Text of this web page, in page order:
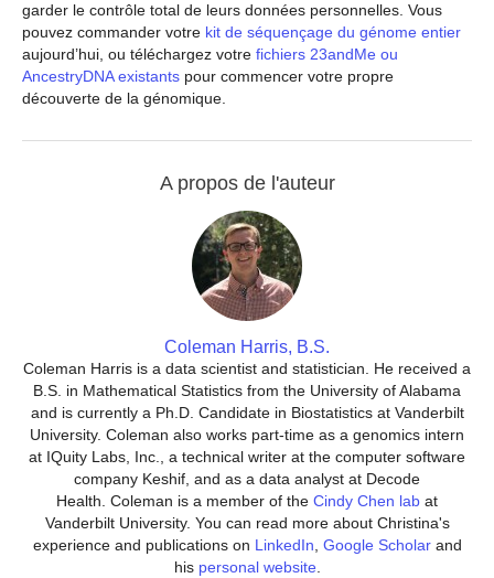
garder le contrôle total de leurs données personnelles. Vous
pouvez commander votre kit de séquençage du génome entier
aujourd’hui, ou téléchargez votre fichiers 23andMe ou
AncestryDNA existants pour commencer votre propre
découverte de la génomique.
A propos de l'auteur
Coleman Harris, B.S.
Coleman Harris is a data scientist and statistician. He received a
B.S. in Mathematical Statistics from the University of Alabama
and is currently a Ph.D. Candidate in Biostatistics at Vanderbilt
University. Coleman also works part-time as a genomics intern
at IQuity Labs, Inc., a technical writer at the computer software
company Keshif, and as a data analyst at Decode
Health. Coleman is a member of the Cindy Chen lab at
Vanderbilt University. You can read more about Christina's
experience and publications on LinkedIn, Google Scholarand
his personal website.